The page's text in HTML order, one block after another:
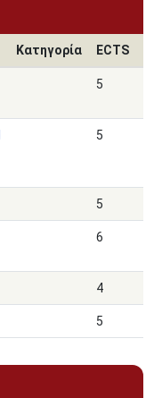
Κατηγορία ECTS
5
5
5
6
4
5